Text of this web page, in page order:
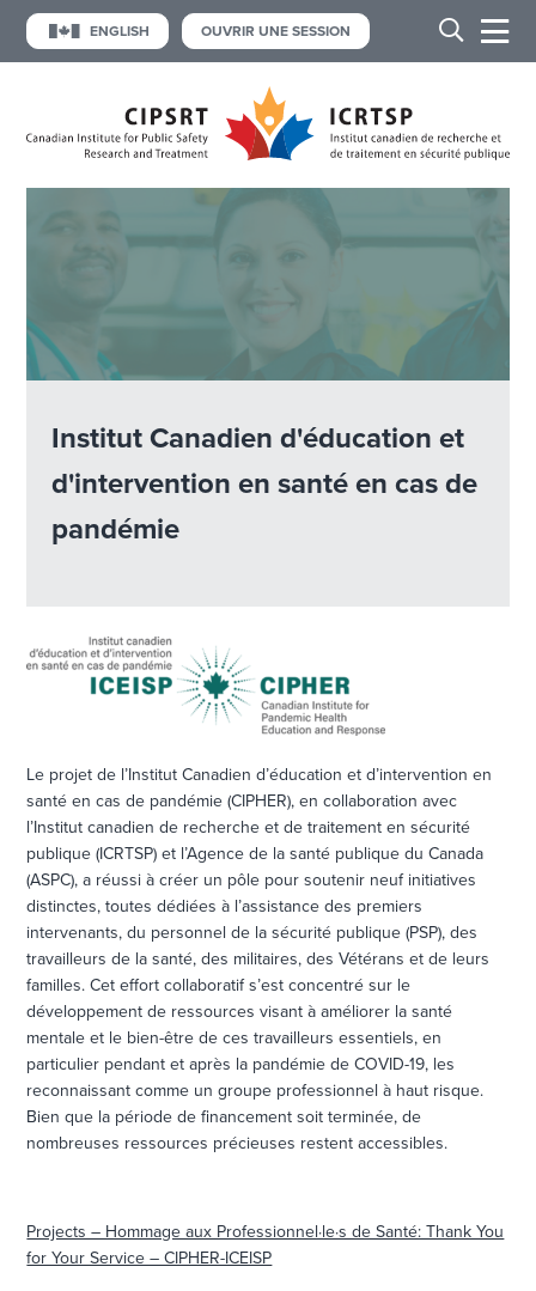
ENGLISH OUVRIR UNE SESSION
Institut Canadien d'éducation et
d'intervention en santé en cas de
pandémie
Le projet de l’Institut Canadien d’éducation et d’intervention en
santé en cas de pandémie (CIPHER), en collaboration avec
l’Institut canadien de recherche et de traitement en sécurité
publique (ICRTSP) et l’Agence de la santé publique du Canada
(ASPC), a réussi à créer un pôle pour soutenir neuf initiatives
distinctes, toutes dédiées à l’assistance des premiers
intervenants, du personnel de la sécurité publique (PSP), des
travailleurs de la santé, des militaires, des Vétérans et de leurs
familles. Cet effort collaboratif s’est concentré sur le
développement de ressources visant à améliorer la santé
mentale et le bien-être de ces travailleurs essentiels, en
particulier pendant et après la pandémie de COVID-19, les
reconnaissant comme un groupe professionnel à haut risque.
Bien que la période de financement soit terminée, de
nombreuses ressources précieuses restent accessibles.
Projects – Hommage aux Professionnel·le·s de Santé: Thank You
for Your Service – CIPHER-ICEISP